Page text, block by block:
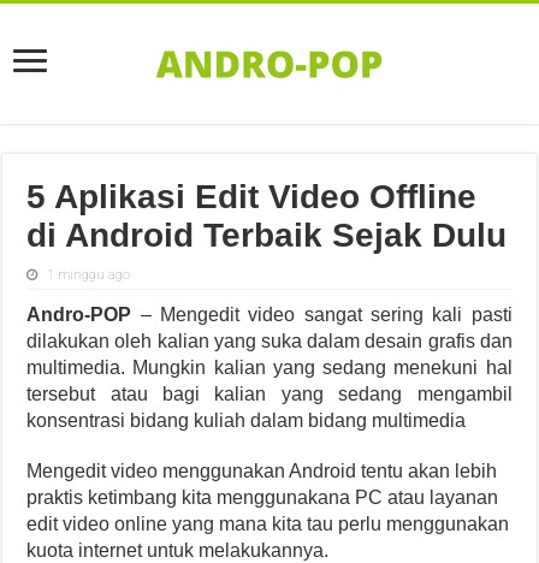
5 Aplikasi Edit Video Offline
di Android Terbaik Sejak Dulu
1 minggu ago
Andro-POP – Mengedit video sangat sering kali pasti
dilakukan oleh kalian yang suka dalam desain grafis dan
multimedia. Mungkin kalian yang sedang menekuni hal
tersebut atau bagi kalian yang sedang mengambil
konsentrasi bidang kuliah dalam bidang multimedia
Mengedit video menggunakan Android tentu akan lebih
praktis ketimbang kita menggunakana PC atau layanan
edit video online yang mana kita tau perlu menggunakan
kuota internet untuk melakukannya.